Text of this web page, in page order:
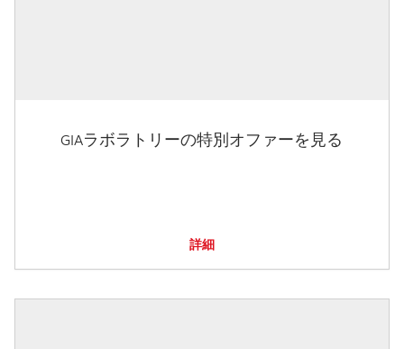
GIAラボラトリーの特別オファーを見る
詳細